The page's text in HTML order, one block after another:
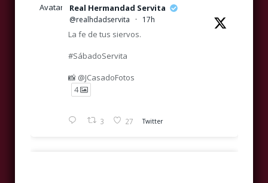
Avatar Real Hermandad Servita
@realhdadservita · 17h
La fe de tus siervos.
#SábadoServita
📸 @JCasadoFotos
4
3 27 Twitter